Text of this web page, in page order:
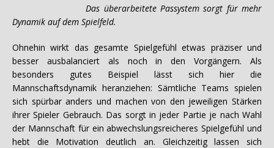
Das überarbeitete Passystem sorgt für mehr
Dynamik auf dem Spielfeld.
Ohnehin wirkt das gesamte Spielgefühl etwas präziser und
besser ausbalanciert als noch in den Vorgängern. Als
besonders gutes Beispiel lässt sich hier die
Mannschaftsdynamik heranziehen: Sämtliche Teams spielen
sich spürbar anders und machen von den jeweiligen Stärken
ihrer Spieler Gebrauch. Das sorgt in jeder Partie je nach Wahl
der Mannschaft für ein abwechslungsreicheres Spielgefühl und
hebt die Motivation deutlich an. Gleichzeitig lassen sich